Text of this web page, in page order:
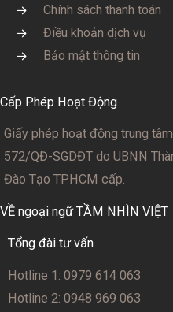
Chính sách thanh toán
Điều khoản dịch vụ
Bảo mật thông tin
Cấp Phép Hoạt Động
Giấy phép hoạt động trung
572/QĐ-SGDĐT do UBNN
Đào Tạo TPHCM cấp.
VỀ ngoại ngữ TẦM NHÌN VIỆT
Tổng đài tư vấn
Hotline 1: 0979 614 063
Hotline 2: 0948 969 063